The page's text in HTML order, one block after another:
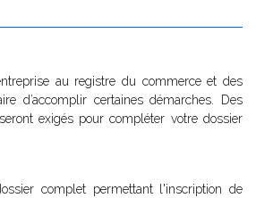
au registre du commerce et des
d’accomplir certaines démarches. Des
exigés pour compléter votre dossier
complet permettant l'inscription de